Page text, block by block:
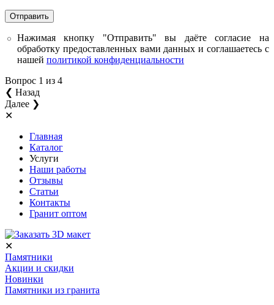
Нажимая кнопку "Отправить" вы даёте согласие на
обработку предоставленных вами данных и соглашаетесь с
нашей политикой конфиденциальности
Вопрос 1 из 4
❮ Назад
Далее ❯
✕
Главная
Каталог
Услуги
Наши работы
Отзывы
Статьи
Контакты
Гранит оптом
✕
Памятники
Акции и скидки
Новинки
Памятники из гранита